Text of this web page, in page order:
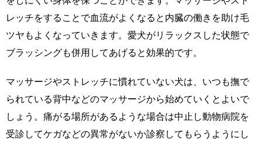
レッチをすることで血流がよくなると内臓の働きを助け毛
ツヤもよくなっていきます。愛犬がリラックスした状態で
ブラッシングも併用してあげると効果的です。
マッサージやストレッチに慣れていない犬は、いつも撫で
られている背中などのマッサージから始めていくとよいで
しょう。痛がる場所があるような場合は中止し動物病院を
受診してケガなどの異常がないか診察してもらうようにし